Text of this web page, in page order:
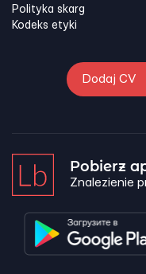
Polityka skarg
Kodeks etyki
Dodaj CV
Pobierz
Znalezienie